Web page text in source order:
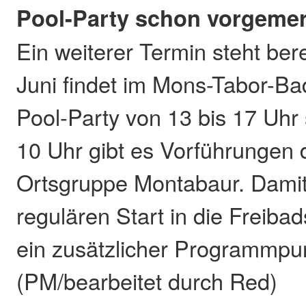
Pool-Party schon
Ein weiterer Termin steht
Juni findet im Mons-Tabor-
Pool-Party von 13 bis 17
10 Uhr gibt es Vorführungen
Ortsgruppe Montabaur.
regulären Start in die
ein zusätzlicher
(PM/bearbeitet durch Red)